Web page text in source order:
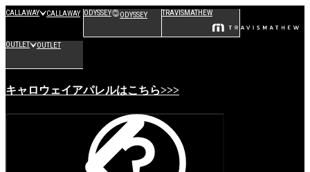
CALLAWAY CALLAWAY ODYSSEY ODYSSEY TRAVISMATHEW
OUTLET OUTLET
キャロウェイアパレルはこちら>>>